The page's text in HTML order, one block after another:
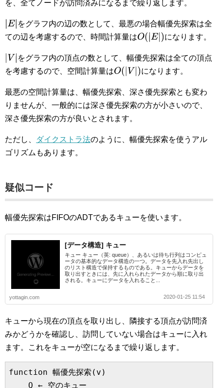
を、全てノードが訪問済みになるまで繰り返します。
E| をグラフ内の辺の数として、最悪の場合幅優先探索は全
ての辺を考慮するので、時間計算量はO(| E|) になります。
V| をグラフ内の頂点の数として、幅優先探索は全ての頂点
を考慮するので、空間計算量はO(| V|) になります。
最悪の空間計算量は、幅優先探索、深さ優先探索とも変わ
りませんが、一般的には深さ優先探索の方が小さいので、
深さ優先探索の方が良いとされます。
ただし、 ダイクストラ法のように、幅優先探索を使うアル
ゴリズムもあります。
疑似コード
幅優先探索はFIFOのADTであるキューを使います。
[データ構造] キュー
キュー キュー（英: queue）、あるいは待ち行列はコンピュ
ータの基本的なデータ構造の一つ。データを先入れ先出し
のリスト構造で保持するものである。キューからデータを
取り出すときには、先に入れられたデータから順に取り出
される。キューにデータを入れること...
yottagin.com 2020-01-25 11:54
キューから現在の頂点を取り出し、隣接する頂点が訪問済
みかどうかを確認し、訪問していない場合はキューに入れ
ます。これをキューが空になるまで繰り返します。
function 幅優先探索(v)
    Q ← 空のキュー